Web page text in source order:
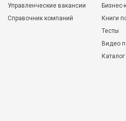
Управленческие вакансии
Справочник компаний
Книги
Тесты
Видео